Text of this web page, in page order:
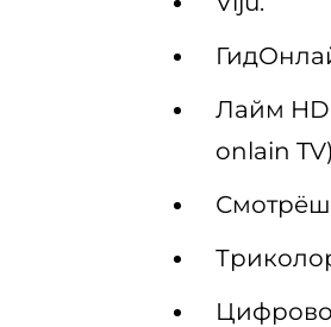
Лайм HD
onlain